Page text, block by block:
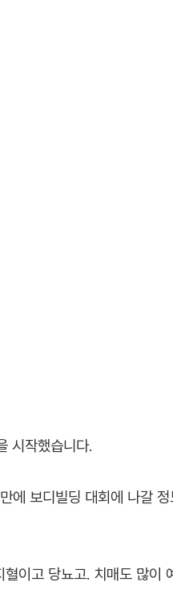
시작했습니다.
에 보디빌딩 대회에 나갈
이고 당뇨고. 치매도 많이